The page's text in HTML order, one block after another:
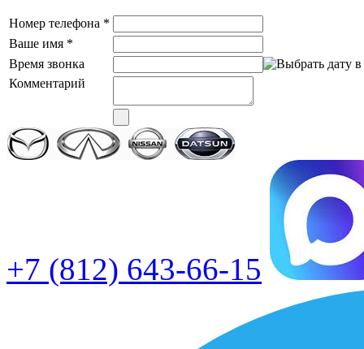
Номер телефона *
Ваше имя *
Время звонка
Комментарий
+7 (812) 643-66-15